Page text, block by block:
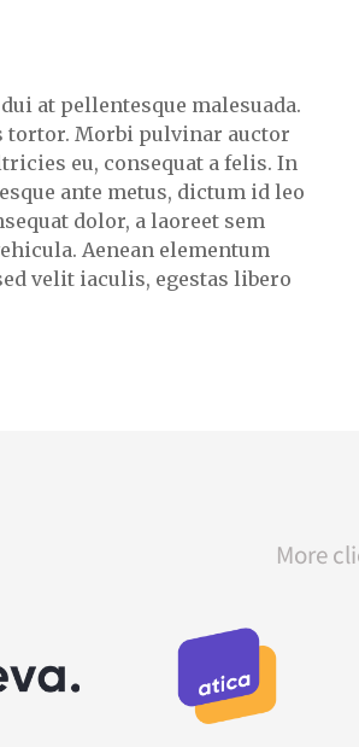
at pellentesque malesuada.
tortor. Morbi pulvinar auctor
eu, consequat a felis. In
ante metus, dictum id leo
dolor, a laoreet sem
Aenean elementum
velit iaculis, egestas libero
More